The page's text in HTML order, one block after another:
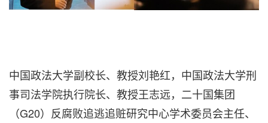
中国政法大学副校长、教授刘艳红，中国政法大学刑
事司法学院执行院长、教授王志远，二十国集团
（G20）反腐败追逃追赃研究中心学术委员会主任、